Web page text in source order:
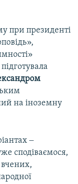
при президенті
на іноземну
‒
сподіваємося,